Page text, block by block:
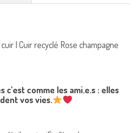
| Cuir recyclé Rose champagne
c’est comme les ami.e.s : elles
vos vies.